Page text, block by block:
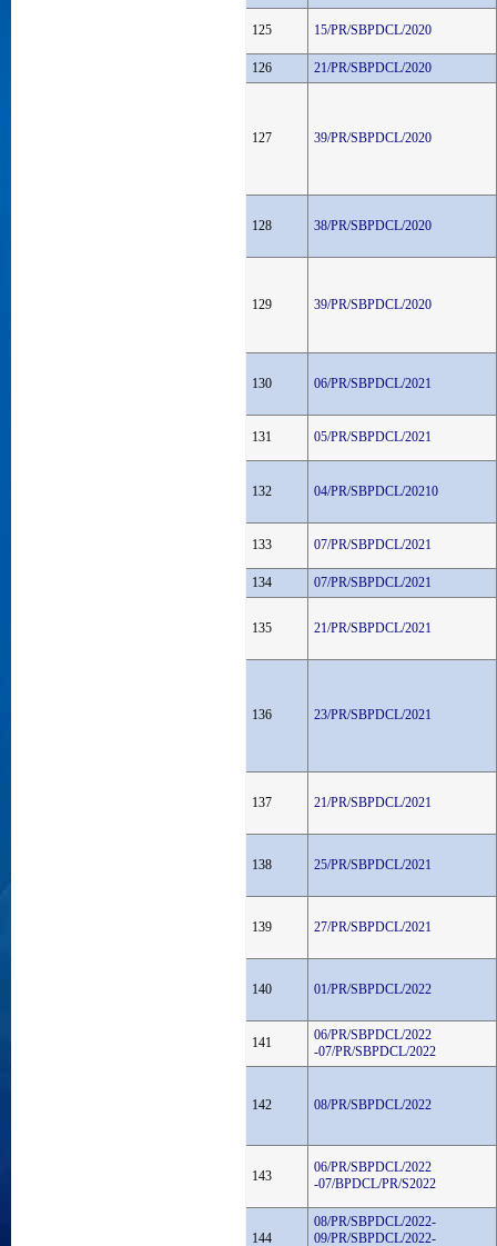
125 15/PR/SBPDCL/2020
126 21/PR/SBPDCL/2020
127 39/PR/SBPDCL/2020
128 38/PR/SBPDCL/2020
129 39/PR/SBPDCL/2020
130 06/PR/SBPDCL/2021
131 05/PR/SBPDCL/2021
132 04/PR/SBPDCL/20210
133 07/PR/SBPDCL/2021
134 07/PR/SBPDCL/2021
135 21/PR/SBPDCL/2021
136 23/PR/SBPDCL/2021
137 21/PR/SBPDCL/2021
138 25/PR/SBPDCL/2021
139 27/PR/SBPDCL/2021
140 01/PR/SBPDCL/2022
141
06/PR/SBPDCL/2022
-07/PR/SBPDCL/2022
142 08/PR/SBPDCL/2022
143
06/PR/SBPDCL/2022
-07/BPDCL/PR/S2022
144
08/PR/SBPDCL/2022-
09/PR/SBPDCL/2022-